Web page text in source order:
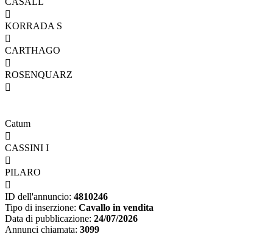

KORRADA S

CARTHAGO

ROSENQUARZ

Catum

CASSINI I

PILARO

ID dell'annuncio: 4810246
Tipo di inserzione: Cavallo in vendita
Data di pubblicazione: 24/07/2026
Annunci chiamata: 3099